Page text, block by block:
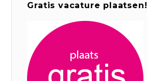
Gratis vacature plaatsen!